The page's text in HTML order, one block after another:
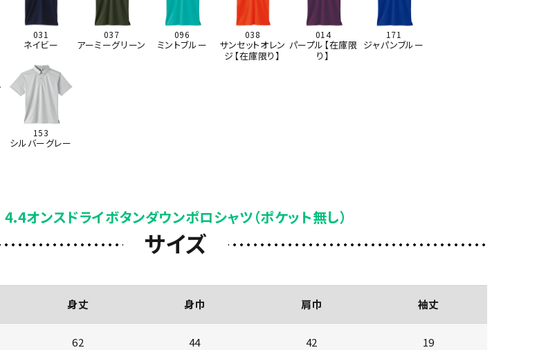
031
ネイビー
037
アーミーグリーン
096
ミントブルー
038
サンセットオレン
ジ【在庫限り】
014
パープル【在庫限
り】
171
ジャパンブルー
153
シルバーグレー
4.4オンスドライボタンダウンポロシャツ（ポケット無し）
サイズ
身丈 身巾 肩巾 袖丈
62 44 42 19